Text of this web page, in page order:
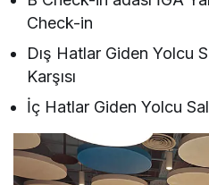
Check-in
Dış Hatlar Giden Yolcu
Karşısı
İç Hatlar Giden Yolcu